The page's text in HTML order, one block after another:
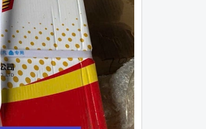
lá côn huyndai hd 120 máy d6ga bản 395,
18 răng
Hotline (24/7): 0976.760.892